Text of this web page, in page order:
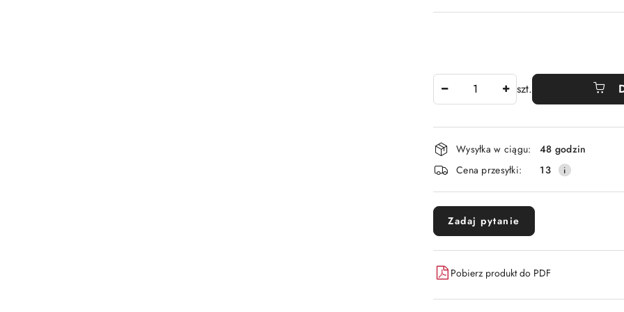
szt.
Dostępność
i
dostawa
Wysyłka w ciągu:
48 godzin
Cena przesyłki:
13
Zadaj pytanie
Pobierz produkt do PDF